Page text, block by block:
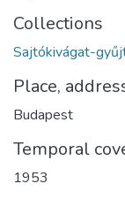
Collections
Sajtókivágat-
Place,
Budapest
Temporal
1953